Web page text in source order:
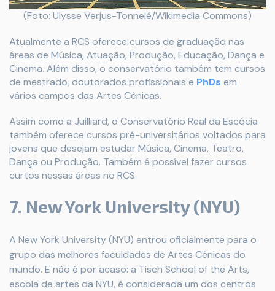
(Foto: Ulysse Verjus-Tonnelé/Wikimedia Commons)
Atualmente a RCS oferece cursos de graduação nas
áreas de Música, Atuação, Produção, Educação, Dança e
Cinema. Além disso, o conservatório também tem cursos
de mestrado, doutorados profissionais e PhDs em
vários campos das Artes Cênicas.
Assim como a Juilliard, o Conservatório Real da Escócia
também oferece cursos pré-universitários voltados para
jovens que desejam estudar Música, Cinema, Teatro,
Dança ou Produção. Também é possível fazer cursos
curtos nessas áreas no RCS.
7. New York University (NYU)
A New York University (NYU) entrou oficialmente para o
grupo das melhores faculdades de Artes Cênicas do
mundo. E não é por acaso: a Tisch School of the Arts,
escola de artes da NYU, é considerada um dos centros